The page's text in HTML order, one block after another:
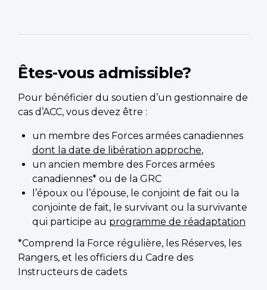
Êtes-vous admissible?
Pour bénéficier du soutien d’un gestionnaire de
cas d’ACC, vous devez être :
un membre des Forces armées canadiennes
dont la date de libération approche,
un ancien membre des Forces armées
canadiennes* ou de la GRC
l’époux ou l’épouse, le conjoint de fait ou la
conjointe de fait, le survivant ou la survivante
qui participe au programme de réadaptation
*Comprend la Force régulière, les Réserves, les
Rangers, et les officiers du Cadre des
Instructeurs de cadets